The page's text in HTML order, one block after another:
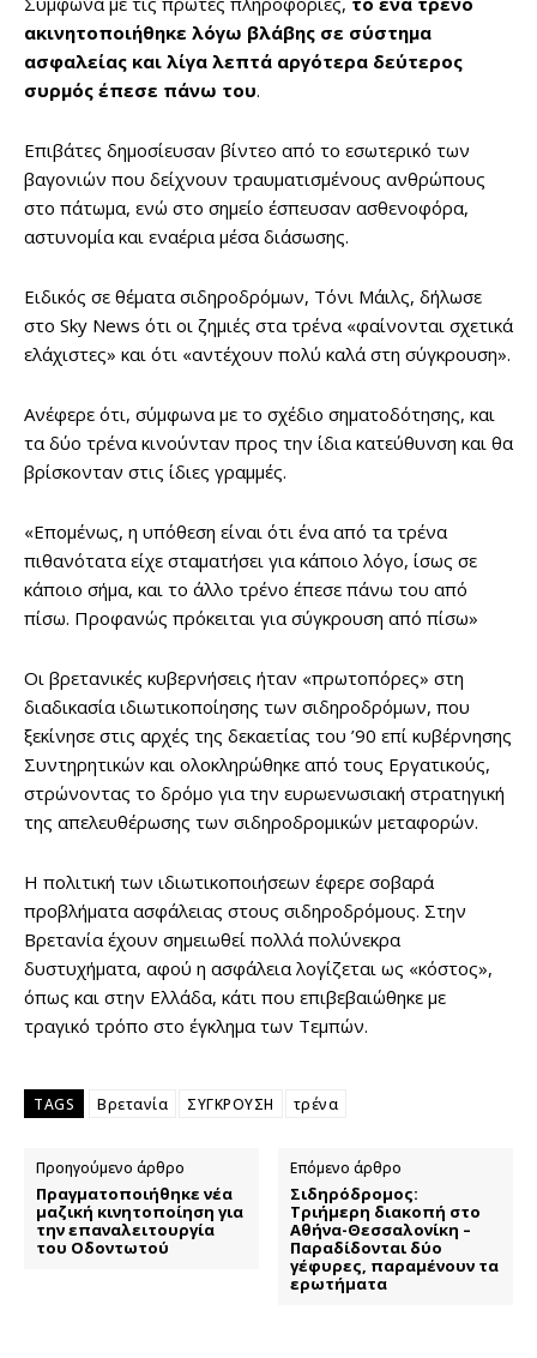
ακινητοποιήθηκε λόγω βλάβης σε σύστημα
ασφαλείας και λίγα λεπτά αργότερα δεύτερος
συρμός έπεσε πάνω του.
Επιβάτες δημοσίευσαν βίντεο από το εσωτερικό των
βαγονιών που δείχνουν τραυματισμένους ανθρώπους
στο πάτωμα, ενώ στο σημείο έσπευσαν ασθενοφόρα,
αστυνομία και εναέρια μέσα διάσωσης.
Ειδικός σε θέματα σιδηροδρόμων, Τόνι Μάιλς, δήλωσε
στο Sky News ότι οι ζημιές στα τρένα «φαίνονται σχετικά
ελάχιστες» και ότι «αντέχουν πολύ καλά στη σύγκρουση».
Ανέφερε ότι, σύμφωνα με το σχέδιο σηματοδότησης, και
τα δύο τρένα κινούνταν προς την ίδια κατεύθυνση και θα
βρίσκονταν στις ίδιες γραμμές.
«Επομένως, η υπόθεση είναι ότι ένα από τα τρένα
πιθανότατα είχε σταματήσει για κάποιο λόγο, ίσως σε
κάποιο σήμα, και το άλλο τρένο έπεσε πάνω του από
πίσω. Προφανώς πρόκειται για σύγκρουση από πίσω»
Οι βρετανικές κυβερνήσεις ήταν «πρωτοπόρες» στη
διαδικασία ιδιωτικοποίησης των σιδηροδρόμων, που
ξεκίνησε στις αρχές της δεκαετίας του ’90 επί κυβέρνησης
Συντηρητικών και ολοκληρώθηκε από τους Εργατικούς,
στρώνοντας το δρόμο για την ευρωενωσιακή στρατηγική
της απελευθέρωσης των σιδηροδρομικών μεταφορών.
Η πολιτική των ιδιωτικοποιήσεων έφερε σοβαρά
προβλήματα ασφάλειας στους σιδηροδρόμους. Στην
Βρετανία έχουν σημειωθεί πολλά πολύνεκρα
δυστυχήματα, αφού η ασφάλεια λογίζεται ως «κόστος»,
όπως και στην Ελλάδα, κάτι που επιβεβαιώθηκε με
τραγικό τρόπο στο έγκλημα των Τεμπών.
TAGS Βρετανία ΣΥΓΚΡΟΥΣΗ τρένα
Προηγούμενο άρθρο
Πραγματοποιήθηκε νέα
μαζική κινητοποίηση για
την επαναλειτουργία
του Οδοντωτού
Επόμενο άρθρο
Σιδηρόδρομος:
Τριήμερη διακοπή στο
Αθήνα-Θεσσαλονίκη –
Παραδίδονται δύο
γέφυρες, παραμένουν τα
ερωτήματα